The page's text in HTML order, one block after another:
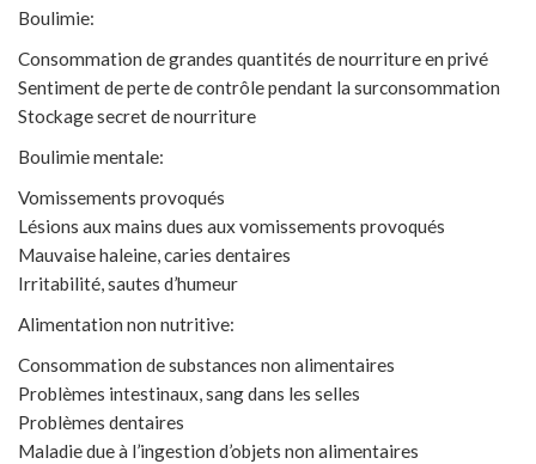
Boulimie:
Consommation de grandes quantités de nourriture en privé
Sentiment de perte de contrôle pendant la surconsommation
Stockage secret de nourriture
Boulimie mentale:
Vomissements provoqués
Lésions aux mains dues aux vomissements provoqués
Mauvaise haleine, caries dentaires
Irritabilité, sautes d’humeur
Alimentation non nutritive:
Consommation de substances non alimentaires
Problèmes intestinaux, sang dans les selles
Problèmes dentaires
Maladie due à l’ingestion d’objets non alimentaires